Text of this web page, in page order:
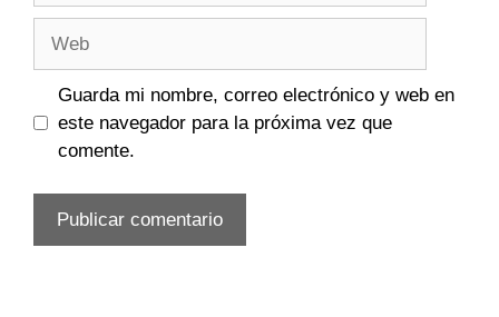
Guarda mi nombre, correo electrónico y web en
este navegador para la próxima vez que
comente.